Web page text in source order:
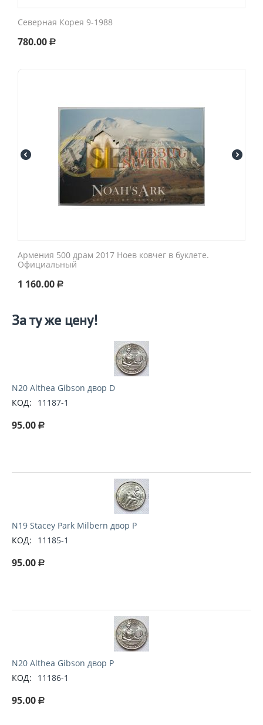
Северная Корея 9-1988
780.00 Р
Армения 500 драм 2017 Ноев ковчег в буклете.
Официальный
1 160.00 Р
За ту же цену!
N20 Althea Gibson двор D
КОД:
11187-1
95.00 Р
N19 Stacey Park Milbern двор P
КОД:
11185-1
95.00 Р
N20 Althea Gibson двор P
КОД:
11186-1
95.00 Р